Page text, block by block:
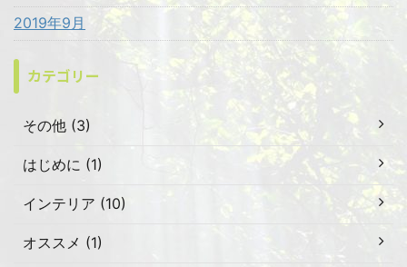
2019年9月
カテゴリー
その他 (3)
はじめに (1)
インテリア (10)
オススメ (1)